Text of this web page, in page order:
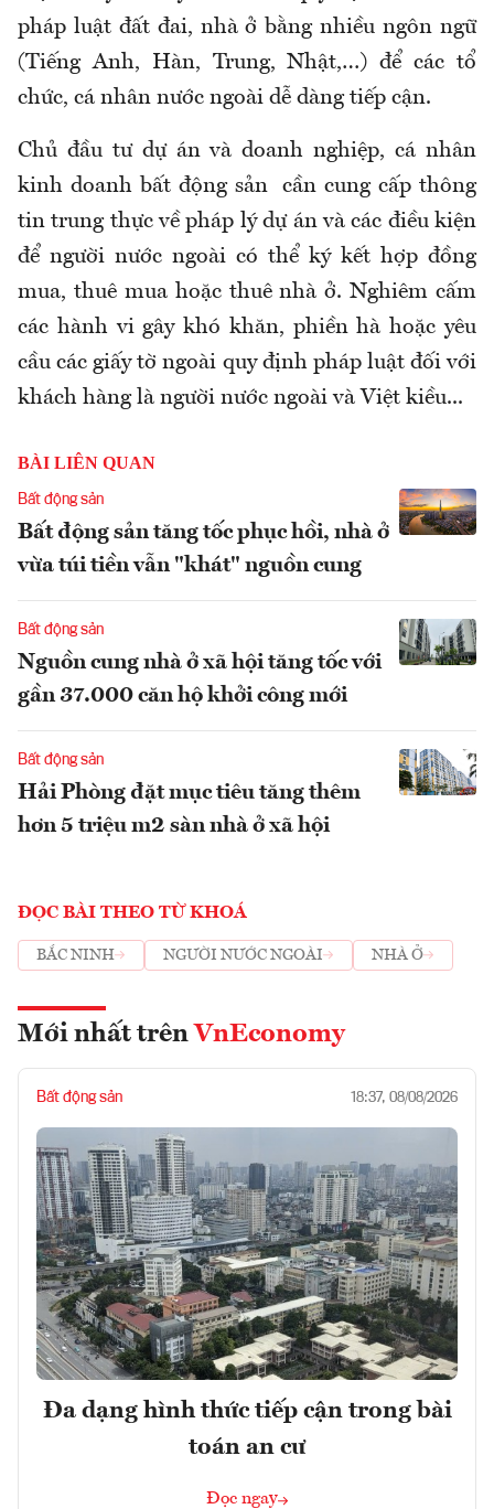
pháp luật đất đai, nhà ở bằng nhiều ngôn ngữ
(Tiếng Anh, Hàn, Trung, Nhật,…) để các tổ
chức, cá nhân nước ngoài dễ dàng tiếp cận.
Chủ đầu tư dự án và doanh nghiệp, cá nhân
kinh doanh bất động sản cần cung cấp thông
tin trung thực về pháp lý dự án và các điều kiện
để người nước ngoài có thể ký kết hợp đồng
mua, thuê mua hoặc thuê nhà ở. Nghiêm cấm
các hành vi gây khó khăn, phiền hà hoặc yêu
cầu các giấy tờ ngoài quy định pháp luật đối với
khách hàng là người nước ngoài và Việt kiều...
BÀI LIÊN QUAN
Bất động sản
Bất động sản tăng tốc phục hồi, nhà ở
vừa túi tiền vẫn "khát" nguồn cung
Bất động sản
Nguồn cung nhà ở xã hội tăng tốc với
gần 37.000 căn hộ khởi công mới
Bất động sản
Hải Phòng đặt mục tiêu tăng thêm
hơn 5 triệu m2 sàn nhà ở xã hội
ĐỌC BÀI THEO TỪ KHOÁ
BẮC NINH NGƯỜI NƯỚC NGOÀI NHÀ Ở
Mới nhất trên VnEconomy
Bất động sản 18:37, 08/08/2026
Đa dạng hình thức tiếp cận trong bài
toán an cư
Đọc ngay